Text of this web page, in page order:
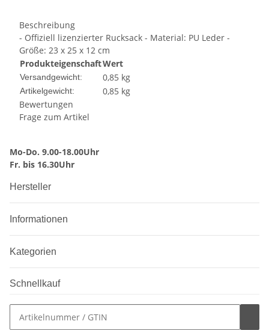
Beschreibung
- Offiziell lizenzierter Rucksack - Material: PU Leder -
Größe: 23 x 25 x 12 cm
ProdukteigenschaftWert
Versandgewicht: 0,85 kg
Artikelgewicht: 0,85 kg
Bewertungen
Frage zum Artikel
Mo-Do. 9.00-18.00Uhr
Fr. bis 16.30Uhr
Hersteller
Informationen
Kategorien
Schnellkauf